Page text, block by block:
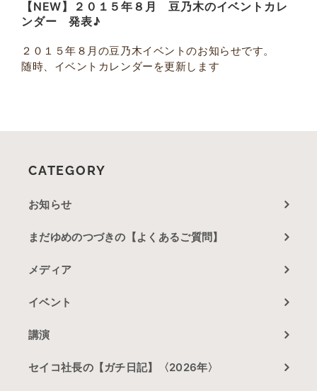
【NEW】２０１５年８月 豆乃木のイベントカレ
ンダー 発表♪
２０１５年８月の豆乃木イベントのお知らせです。
随時、イベントカレンダーを更新します
CATEGORY
お知らせ
まだゆめのつづきの【よくあるご質問】
メディア
イベント
講演
セイコ社長の【ガチ日記】〈2026年〉